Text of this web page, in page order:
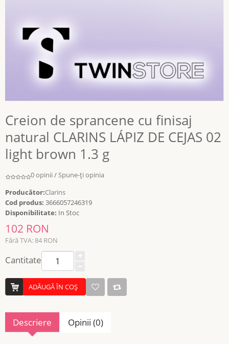
Creion de sprancene cu finisaj
natural CLARINS LÁPIZ DE CEJAS 02
light brown 1.3 g
0 opinii /Spune-ţi opinia
Producător:Clarins
Cod produs: 3666057246319
Disponibilitate: In Stoc
102 RON
Fără TVA: 84 RON
Cantitate
ADĂUGĂ ÎN COŞ
Descriere Opinii (0)